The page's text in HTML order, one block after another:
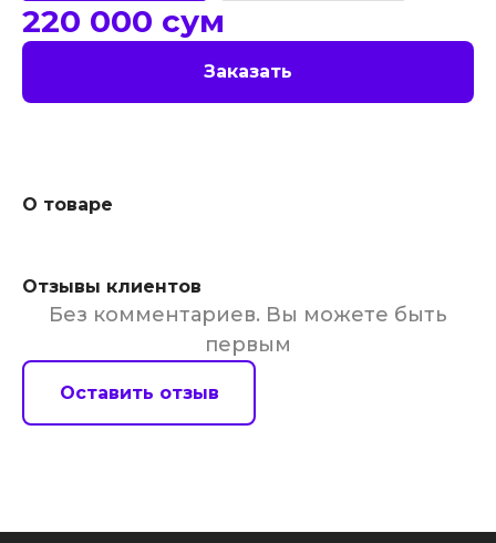
220 000 сум
Заказать
О товаре
Отзывы клиентов
Без комментариев. Вы можете быть
первым
Оставить отзыв